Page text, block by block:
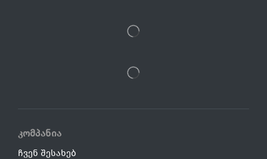
კომპანია
ჩვენ შესახებ